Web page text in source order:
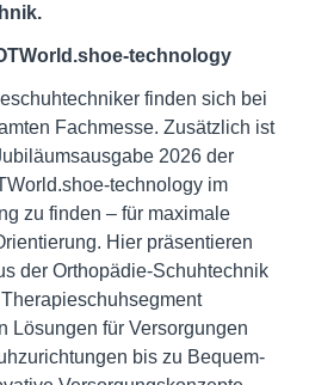
technology
finden sich bei
Fachmesse. Zusätzlich ist
2026 der
technology im
zu finden – für maximale
Hier präsentieren
der Orthopädie-Schuhtechnik
Lösungen für Versorgungen
bis zu Bequem-